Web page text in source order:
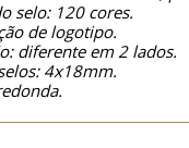
selo: 120 cores.
de logotipo.
diferente em 2 lados.
4x18mm.